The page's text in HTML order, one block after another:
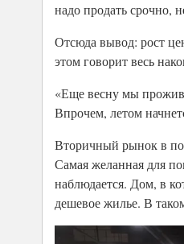
надо продать срочно,
Отсюда вывод: рост
этом говорит весь
«Еще весну мы
Впрочем, летом
Вторичный рынок в
Самая желанная для
наблюдается. Дом, в
дешевое жилье. В